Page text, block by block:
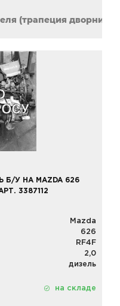
(трапеция
У НА MAZDA 626
3387112
Mazda
626
RF4F
2,0
дизель
на складе